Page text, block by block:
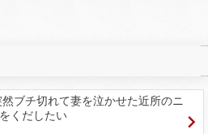
ブチ切れて妻を泣かせた近所のニ
くだしたい